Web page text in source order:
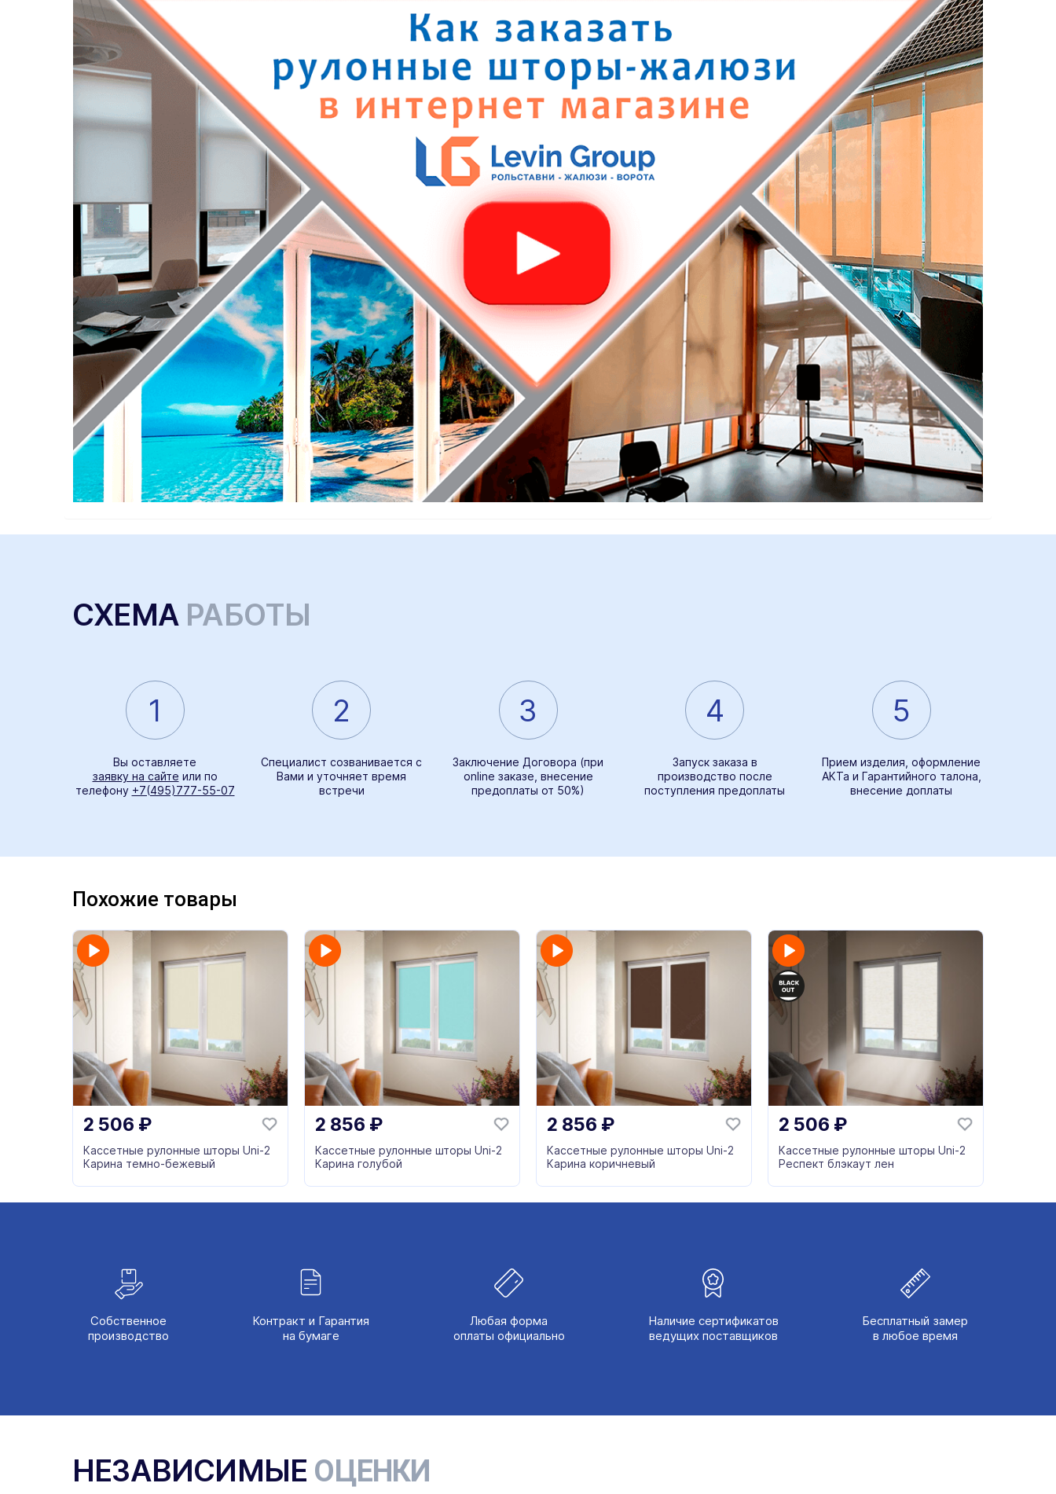
СХЕМА РАБОТЫ
1
Вы оставляете
заявку на сайте или по
телефону +7(495)777-55-07
2
Специалист созванивается с
Вами и уточняет время
встречи
3
Заключение Договора (при
online заказе, внесение
предоплаты от 50%)
4
Запуск заказа в
производство после
поступления предоплаты
5
Прием изделия, оформление
АКТа и Гарантийного талона,
внесение доплаты
Похожие товары
2 506 ₽
Кассетные рулонные шторы Uni-2
Карина темно-бежевый
2 856 ₽
Кассетные рулонные шторы Uni-2
Карина голубой
2 856 ₽
Кассетные рулонные шторы Uni-2
Карина коричневый
2 506 ₽
Кассетные рулонные шторы Uni-2
Респект блэкаут лен
Собственное
производство
Контракт и Гарантия
на бумаге
Любая форма
оплаты официально
Наличие сертификатов
ведущих поставщиков
Бесплатный замер
в любое время
НЕЗАВИСИМЫЕ ОЦЕНКИ